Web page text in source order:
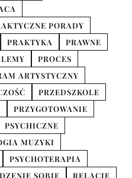
PORADY
PRAKTYKA
PRAWNE
PROCES
ARTYSTYCZNY
PRZEDSZKOLE
PRZYGOTOWANIE
PSYCHICZNE
MUZYKI
PSYCHOTERAPIA
SOBIE
RELACJE